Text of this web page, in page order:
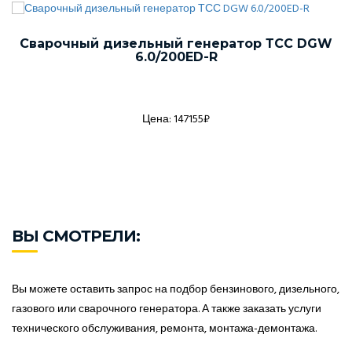
Сварочный дизельный генератор ТСС DGW
6.0/200ED-R
Цена: 147155₽
ВЫ СМОТРЕЛИ:
Вы можете оставить запрос на подбор бензинового, дизельного,
газового или сварочного генератора. А также заказать услуги
технического обслуживания, ремонта, монтажа-демонтажа.